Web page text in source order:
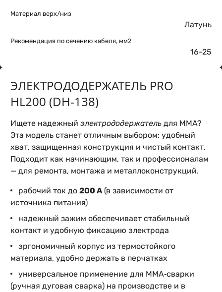
Материал верх/низ
Латунь
Рекомендация по сечению кабеля, мм2
16-25
ЭЛЕКТРОДОДЕРЖАТЕЛЬ PRO
HL200 (DH-138)
Ищете надежный электрододержатель для MMA?
Эта модель станет отличным выбором: удобный
хват, защищенная конструкция и чистый контакт.
Подходит как начинающим, так и профессионалам
— для ремонта, монтажа и металлоконструкций.
рабочий ток до 200 А(в зависимости от
источника питания)
надежный зажим обеспечивает стабильный
контакт и удобную фиксацию электрода
эргономичный корпус из термостойкого
материала, удобно держать в перчатках
универсальное применение для MMA‑сварки
(ручная дуговая сварка) на производстве и в